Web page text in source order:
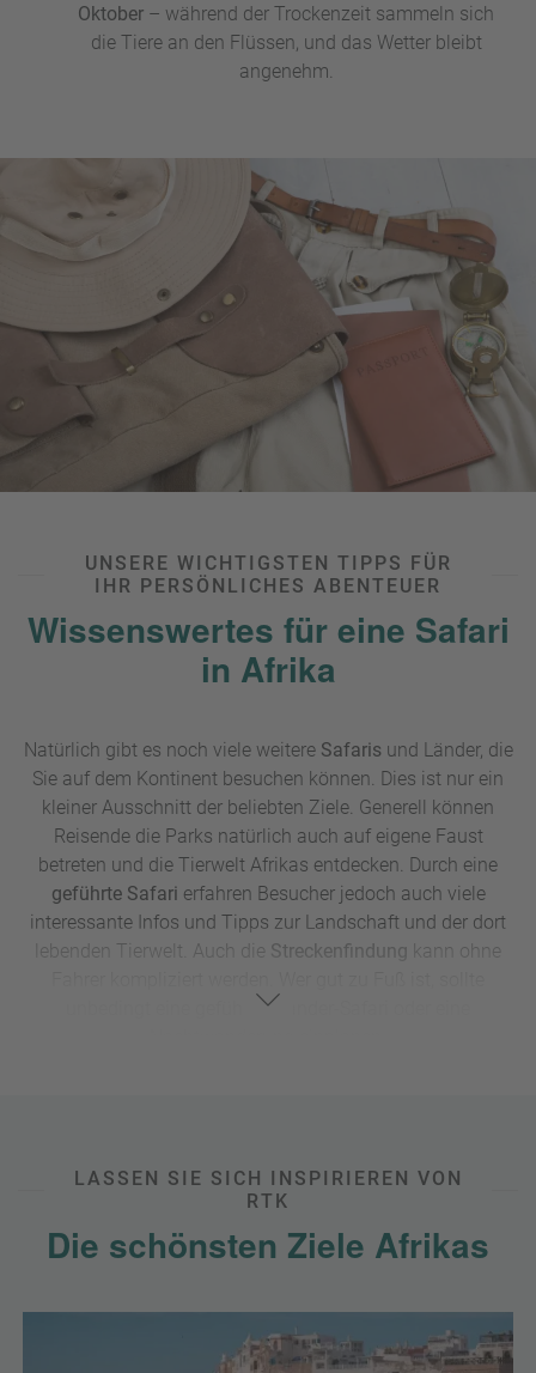
Oktober – während der Trockenzeit sammeln sich
die Tiere an den Flüssen, und das Wetter bleibt
angenehm.
UNSERE WICHTIGSTEN TIPPS FÜR
IHR PERSÖNLICHES ABENTEUER
Wissenswertes für eine Safari
in Afrika
Natürlich gibt es noch viele weitere Safaris und Länder, die
Sie auf dem Kontinent besuchen können. Dies ist nur ein
kleiner Ausschnitt der beliebten Ziele. Generell können
Reisende die Parks natürlich auch auf eigene Faust
betreten und die Tierwelt Afrikas entdecken. Durch eine
geführte Safari erfahren Besucher jedoch auch viele
interessante Infos und Tipps zur Landschaft und der dort
lebenden Tierwelt. Auch die Streckenfindung kann ohne
unbedingt eine geführte Wander-Safari oder eine
Tiere auch oft direkt am Wagen vorbeilaufen, lohnt es sich
denn sowohl Weitwinkelaufnahmen als auch
Schnappschuss ein.
Urlaubsvorbereitung empfiehlt sich eine
LASSEN SIE SICH INSPIRIEREN VON
RTK
Die schönsten Ziele Afrikas